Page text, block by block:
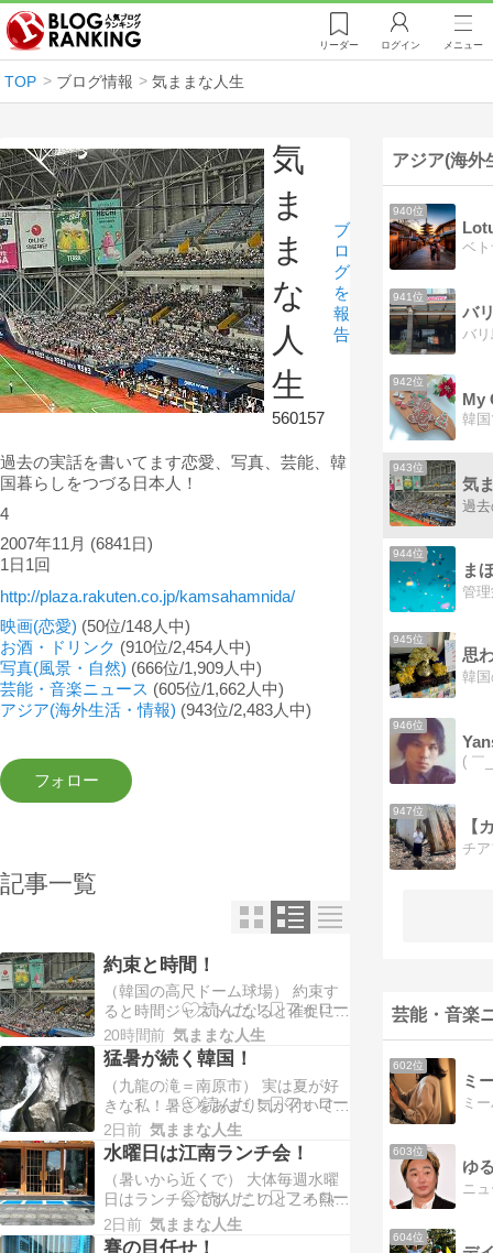
リーダー ログイン メニュー
TOP ブログ情報 気ままな人生
気
ま
ま
な
人
生
560157
ブ
ロ
グ
を
報
告
過去の実話を書いてます恋愛、写真、芸能、韓
国暮らしをつづる日本人！
4
2007年11月 (6841日)
1日1回
http://plaza.rakuten.co.jp/kamsahamnida/
映画(恋愛) (50位/148人中)
お酒・ドリンク (910位/2,454人中)
写真(風景・自然) (666位/1,909人中)
芸能・音楽ニュース (605位/1,662人中)
アジア(海外生活・情報) (943位/2,483人中)
記事一覧
約束と時間！
（韓国の高尺ドーム球場） 約束す
ると時間ジャストになると催促に連
絡が何べんも来る！たとえば2時過
ぎと言えば2時過ぎたらすぐ連絡が
来る！正確に言える時間ではないか
ら２時過ぎだと思う私！その時から
私はそわ...
20時間前 気ままな人生
猛暑が続く韓国！
（九龍の滝＝南原市） 実は夏が好
きな私！暑さをあまり気が付いてい
なかった！ただ汗をたくさんかくな
～そのぐらいと日陰が少ないな～そ
のぐらいしか考えていなかった！
用事が終わり家に戻ると上半身がビ
ショビ...
2日前 気ままな人生
水曜日は江南ランチ会！
（暑いから近くで） 大体毎週水曜
日はランチ会です！このところ熱さ
が続いています！そこで駅から近い
がってん寿司にすることになりまし
2日前 気ままな人生
賽の目任せ！
アジア(海外
940位
941位
942位
My
943位
気
944位
ま
945位
思
946位
947位
芸能・音楽
602位
ミ
ミ
603位
ゆ
604位